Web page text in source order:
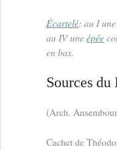
Écartelé: au I une
au IV uneépée
en bas.
Sources
(Arch.
Cachet de